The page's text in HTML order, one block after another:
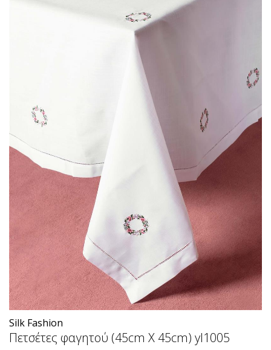
Silk Fashion
Πετσέτες φαγητού (45cm X 45cm) yl1005